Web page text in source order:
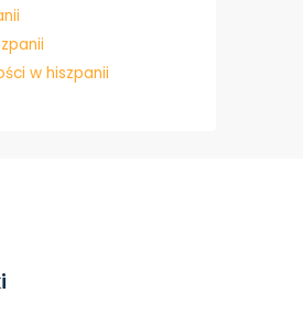
w hiszpanii